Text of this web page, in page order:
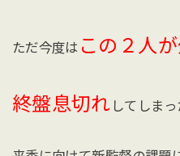
ただ今度は この２人
終盤息切れ してしま